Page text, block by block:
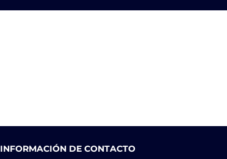
INFORMACIÓN DE CONTACTO